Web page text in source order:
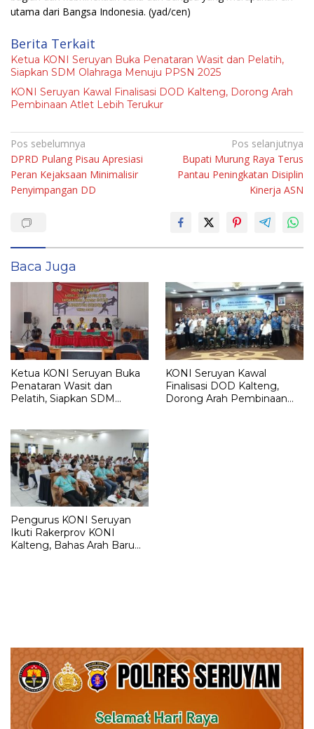
utama dari Bangsa Indonesia. (yad/cen)
Berita Terkait
Ketua KONI Seruyan Buka Penataran Wasit dan Pelatih,
Siapkan SDM Olahraga Menuju PPSN 2025
KONI Seruyan Kawal Finalisasi DOD Kalteng, Dorong Arah
Pembinaan Atlet Lebih Terukur
Navigasi
pos
Pos sebelumnya
DPRD Pulang Pisau Apresiasi
Peran Kejaksaan Minimalisir
Penyimpangan DD
Pos selanjutnya
Bupati Murung Raya Terus
Pantau Peningkatan Disiplin
Kinerja ASN
Baca Juga
Ketua KONI Seruyan Buka
Penataran Wasit dan
Pelatih, Siapkan SDM
KONI Seruyan Kawal
Finalisasi DOD Kalteng,
Dorong Arah Pembinaan
Pengurus KONI Seruyan
Ikuti Rakerprov KONI
Kalteng, Bahas Arah Baru